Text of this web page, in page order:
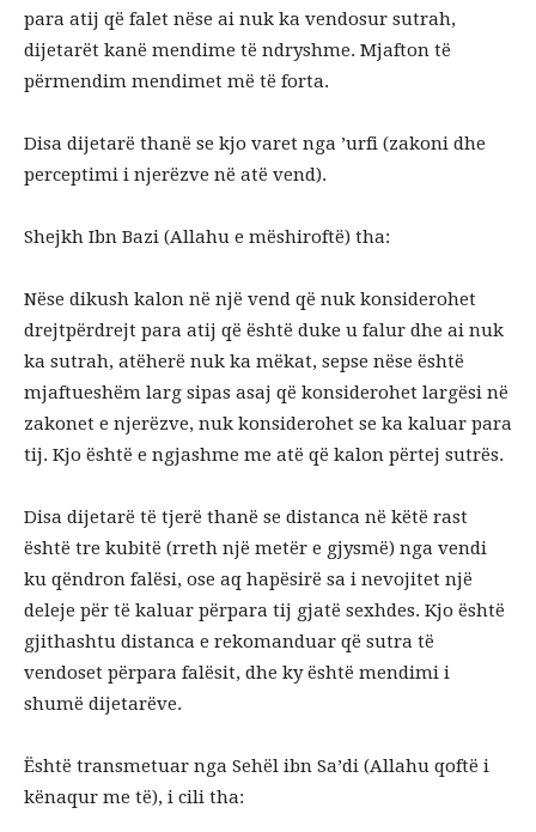
para atij që falet nëse ai nuk ka vendosur sutrah,
dijetarët kanë mendime të ndryshme. Mjafton të
përmendim mendimet më të forta.
Disa dijetarë thanë se kjo varet nga ’urfi (zakoni dhe
perceptimi i njerëzve në atë vend).
Shejkh Ibn Bazi (Allahu e mëshiroftë) tha:
Nëse dikush kalon në një vend që nuk konsiderohet
drejtpërdrejt para atij që është duke u falur dhe ai nuk
ka sutrah, atëherë nuk ka mëkat, sepse nëse është
mjaftueshëm larg sipas asaj që konsiderohet largësi në
zakonet e njerëzve, nuk konsiderohet se ka kaluar para
tij. Kjo është e ngjashme me atë që kalon përtej sutrës.
Disa dijetarë të tjerë thanë se distanca në këtë rast
është tre kubitë (rreth një metër e gjysmë) nga vendi
ku qëndron falësi, ose aq hapësirë sa i nevojitet një
deleje për të kaluar përpara tij gjatë sexhdes. Kjo është
gjithashtu distanca e rekomanduar që sutra të
vendoset përpara falësit, dhe ky është mendimi i
shumë dijetarëve.
Është transmetuar nga Sehël ibn Sa’di (Allahu qoftë i
kënaqur me të), i cili tha: